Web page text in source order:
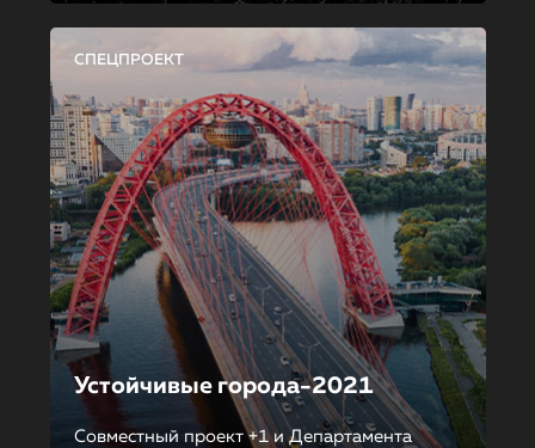
СПЕЦПРОЕКТ
Устойчивые города-2021
Совместный проект +1 и Департамента